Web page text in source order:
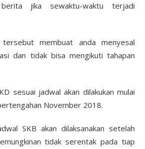
jika sewaktu-waktu terjadi
tersebut membuat anda menyesal
dan tidak bisa mengikuti tahapan
sesuai jadwal akan dilakukan mulai
November 2018.
SKB akan dilaksanakan setelah
tidak serentak pada tiap